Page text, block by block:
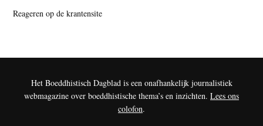
Reageren op de krantensite
Het Boeddhistisch Dagblad is een onafhankelijk journalistiek
webmagazine over boeddhistische thema’s en inzichten. Lees ons
colofon.